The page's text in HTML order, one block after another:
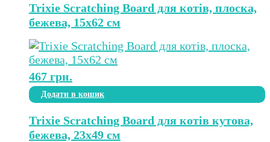
Trixie Scratching Board для котів, плоска,
бежева, 15х62 см
467 грн.
Додати в кошик
Trixie Scratching Board для котів кутова,
бежева, 23х49 см